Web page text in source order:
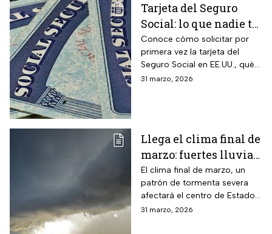
Tarjeta del Seguro
Social: lo que nadie te
cuenta sobre cómo
obtenerla o
reemplazarla
Conoce cómo solicitar por
primera vez la tarjeta del
Seguro Social en EE.UU., qué
hacer para reemplazarla y
31 marzo, 2026
Llega el clima final de
marzo: fuertes lluvias
y riesgo de
inundaciones en EUA
El clima final de marzo, un
patrón de tormenta severa
afectará el centro de Estados
Unidos esta semana, dejará
31 marzo, 2026